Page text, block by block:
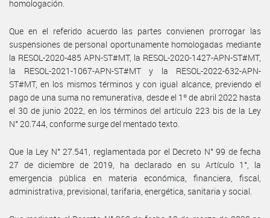
homologación.
Que en el referido acuerdo las partes convienen prorrogar las
suspensiones de personal oportunamente homologadas mediante
la RESOL-2020-485 APN-ST#MT, la RESOL-2020-1427-APN-ST#MT,
la RESOL-2021-1067-APN-ST#MT y la RESOL-2022-632-APN-
ST#MT, en los mismos términos y con igual alcance, previendo el
pago de una suma no remunerativa, desde el 1º de abril 2022 hasta
el 30 de junio 2022, en los términos del artículo 223 bis de la Ley
N° 20.744, conforme surge del mentado texto.
Que la Ley N° 27.541, reglamentada por el Decreto N° 99 de fecha
27 de diciembre de 2019, ha declarado en su Artículo 1°, la
emergencia pública en materia económica, financiera, fiscal,
administrativa, previsional, tarifaria, energética, sanitaria y social.